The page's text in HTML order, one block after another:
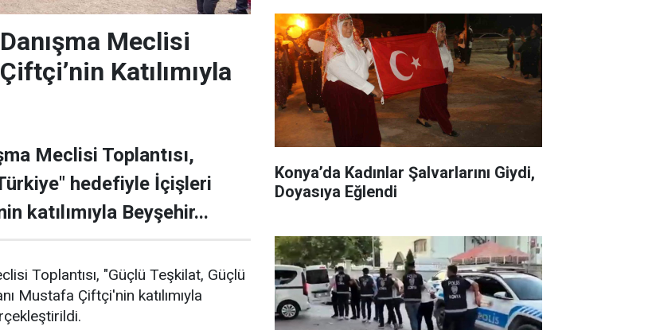
Meclisi
Katılımıyla
Meclisi Toplantısı,
hedefiyle İçişleri
katılımıyla Beyşehir...
Toplantısı, "Güçlü Teşkilat, Güçlü
Mustafa Çiftçi'nin katılımıyla
Konya’da Kadınlar Şalvarlarını Giydi,
Doyasıya Eğlendi